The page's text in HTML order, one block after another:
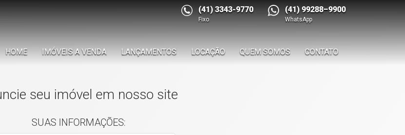
(41) 3343-9770
Fixo
(41) 99288–9900
WhatsApp
HOME IMÓVEIS A VENDA LANÇAMENTOS LOCAÇÃO QUEM SOMOS CONTATO
seu imóvel em nosso site
SUAS INFORMAÇÕES: